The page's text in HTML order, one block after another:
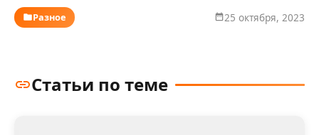
Разное 25 октября, 2023
Статьи по теме